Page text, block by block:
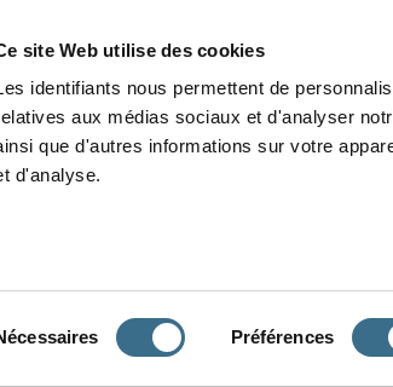
site Web utilise des cookies
identifiants nous permettent de
aux médias sociaux et d'analyser
que d'autres informations sur votre
d'analyse.
Préférences